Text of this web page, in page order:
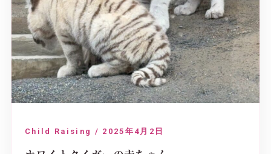
Child Raising / 2025年4月2日